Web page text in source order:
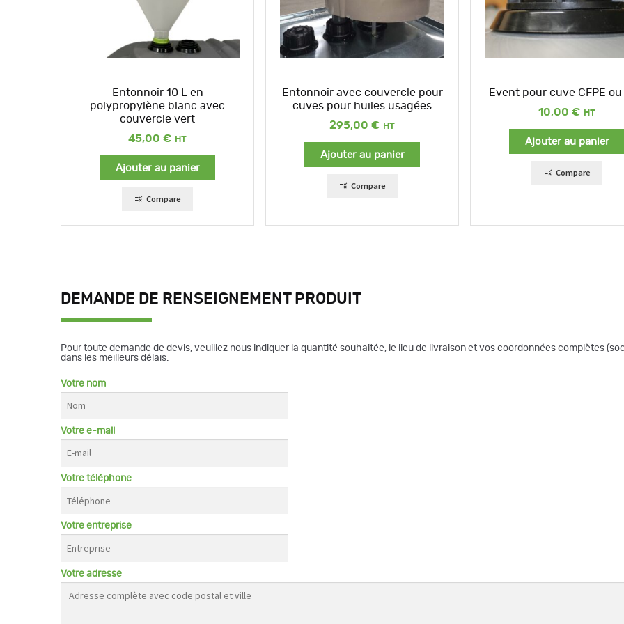
Entonnoir 10 L en
polypropylène blanc avec
couvercle vert
45,00 €
Ajouter au panier
Compare
Entonnoir avec couvercle pour
cuves pour huiles usagées
295,00 €
Ajouter au panier
Compare
Event pour cuve CFPE ou
10,00 €
Ajouter au panier
Compare
DEMANDE DE RENSEIGNEMENT PRODUIT
Pour toute demande de devis, veuillez nous indiquer la quantité souhaitée, le lieu de livraison et vos coordonnées complètes
dans les meilleurs délais.
Votre nom
Votre e-mail
Votre téléphone
Votre entreprise
Votre adresse